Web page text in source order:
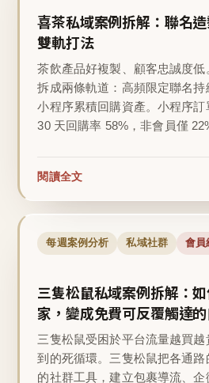
喜茶私域案例拆解：聯名
雙軌打法
茶飲產品好複製、顧客忠誠度
拆成兩條軌道：高頻限定聯名
小程序累積回購資產。小程序訂
30 天回購率 58%，非會員僅
閱讀全文
每週案例分析 私域社群 會員
三隻松鼠私域案例拆解：
家，變成免費可反覆觸達
三隻松鼠受困於平台流量越買
到的死循環。三隻松鼠把各通
的社群工具，建立包裹導流、企